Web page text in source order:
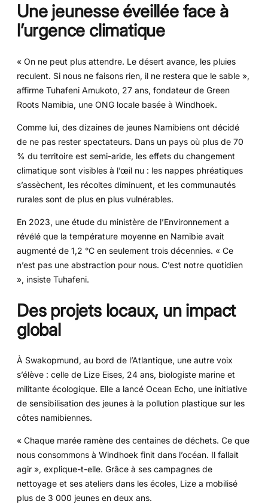
Une jeunesse éveillée face à
l’urgence climatique
« On ne peut plus attendre. Le désert avance, les pluies
reculent. Si nous ne faisons rien, il ne restera que le sable »,
affirme Tuhafeni Amukoto, 27 ans, fondateur de Green
Roots Namibia, une ONG locale basée à Windhoek.
Comme lui, des dizaines de jeunes Namibiens ont décidé
de ne pas rester spectateurs. Dans un pays où plus de 70
% du territoire est semi-aride, les effets du changement
climatique sont visibles à l’œil nu : les nappes phréatiques
s’assèchent, les récoltes diminuent, et les communautés
rurales sont de plus en plus vulnérables.
En 2023, une étude du ministère de l’Environnement a
révélé que la température moyenne en Namibie avait
augmenté de 1,2 °C en seulement trois décennies. « Ce
n’est pas une abstraction pour nous. C’est notre quotidien
», insiste Tuhafeni.
Des projets locaux, un impact
global
À Swakopmund, au bord de l’Atlantique, une autre voix
s’élève : celle de Lize Eises, 24 ans, biologiste marine et
militante écologique. Elle a lancé Ocean Echo, une initiative
de sensibilisation des jeunes à la pollution plastique sur les
côtes namibiennes.
« Chaque marée ramène des centaines de déchets. Ce que
nous consommons à Windhoek finit dans l’océan. Il fallait
agir », explique-t-elle. Grâce à ses campagnes de
nettoyage et ses ateliers dans les écoles, Lize a mobilisé
plus de 3 000 jeunes en deux ans.